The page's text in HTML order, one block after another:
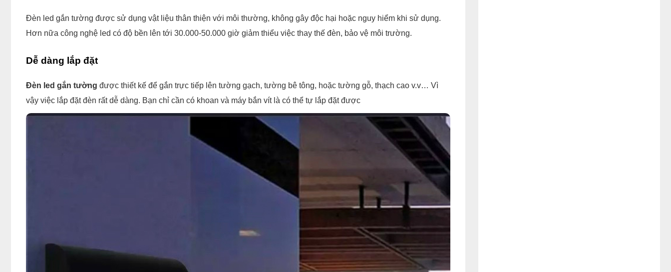
Đèn led gắn tường được sử dụng vật liệu thân thiện với môi thường, không gây độc hại hoặc nguy hiểm khi sử dụng.
Hơn nữa công nghệ led có độ bền lên tới 30.000-50.000 giờ giảm thiểu việc thay thế đèn, bảo vệ môi trường.
Dễ dàng lắp đặt
Đèn led gắn tường được thiết kế để gắn trực tiếp lên tường gạch, tường bê tông, hoặc tường gỗ, thạch cao v.v… Vì
vậy việc lắp đặt đèn rất dễ dàng. Bạn chỉ cần có khoan và máy bắn vít là có thể tự lắp đặt được